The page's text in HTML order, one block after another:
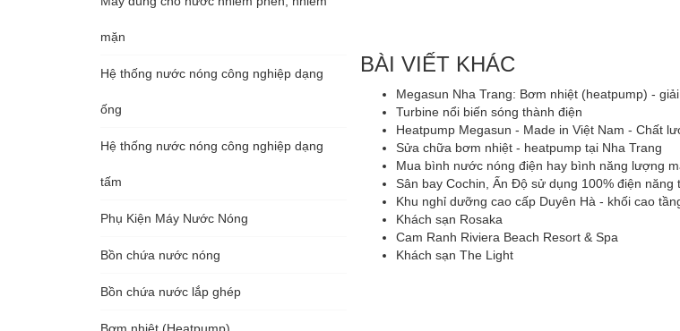
mặn
Hệ thống nước nóng công nghiệp dạng
ống
Hệ thống nước nóng công nghiệp dạng
tấm
Phụ Kiện Máy Nước Nóng
Bồn chứa nước nóng
Bồn chứa nước lắp ghép
BÀI VIẾT KHÁC
Megasun Nha Trang: Bơm nhiệt (heatpump) -
Turbine nổi biến sóng thành điện
Heatpump Megasun - Made in Việt Nam - Chất
Sửa chữa bơm nhiệt - heatpump tại Nha Trang
Mua bình nước nóng điện hay bình năng lượng
Sân bay Cochin, Ấn Độ sử dụng 100% điện
Khu nghỉ dưỡng cao cấp Duyên Hà - khối cao
Khách sạn Rosaka
Cam Ranh Riviera Beach Resort & Spa
Khách sạn The Light